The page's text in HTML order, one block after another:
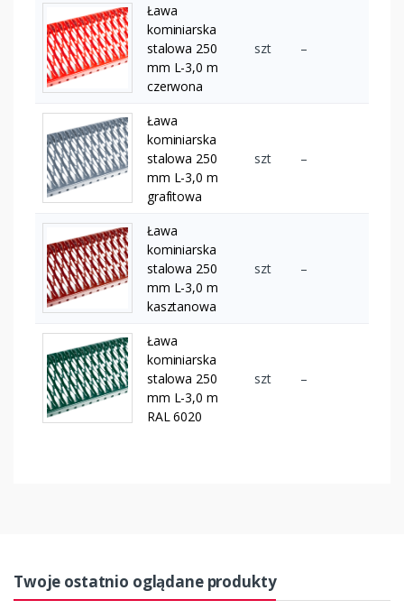
Ława
kominiarska
stalowa 250
mm L-3,0 m
czerwona
szt –
Ława
kominiarska
stalowa 250
mm L-3,0 m
grafitowa
szt –
Ława
kominiarska
stalowa 250
mm L-3,0 m
kasztanowa
szt –
Ława
kominiarska
stalowa 250
mm L-3,0 m
RAL 6020
szt –
Twoje ostatnio oglądane produkty